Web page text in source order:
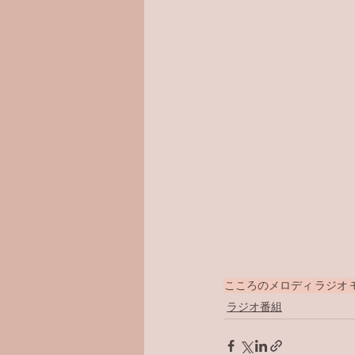
こころのメロディ ラジオ
ラジオ番組